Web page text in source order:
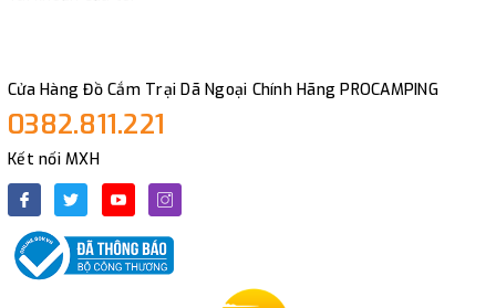
Cửa Hàng Đồ Cắm Trại Dã Ngoại Chính Hãng PROCAMPING
0382.811.221
Kết nối MXH